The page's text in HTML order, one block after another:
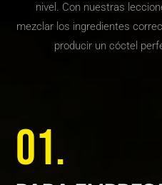
nivel. Con nuestras
mezclar los ingredientes
producir un cóctel
01.